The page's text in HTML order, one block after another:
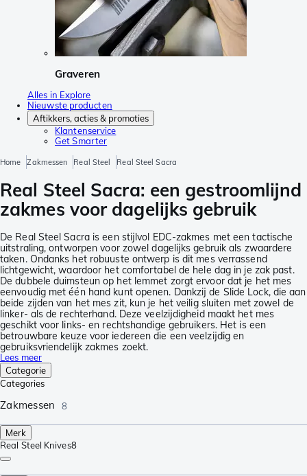
Graveren
Alles in Explore
Nieuwste producten
Aftikkers, acties & promoties
Klantenservice
Get Smarter
Home Zakmessen Real Steel Real Steel Sacra
Real Steel Sacra: een gestroomlijnd
zakmes voor dagelijks gebruik
De Real Steel Sacra is een stijlvol EDC-zakmes met een tactische
uitstraling, ontworpen voor zowel dagelijks gebruik als zwaardere
taken. Ondanks het robuuste ontwerp is dit mes verrassend
lichtgewicht, waardoor het comfortabel de hele dag in je zak past.
De dubbele duimsteun op het lemmet zorgt ervoor dat je het mes
eenvoudig met één hand kunt openen. Dankzij de Slide Lock, die aan
beide zijden van het mes zit, kun je het veilig sluiten met zowel de
linker- als de rechterhand. Deze veelzijdigheid maakt het mes
geschikt voor links- en rechtshandige gebruikers. Het is een
betrouwbare keuze voor iedereen die een veelzijdig en
gebruiksvriendelijk zakmes zoekt.
Lees meer
Categorie
Categories
Zakmessen 8
Merk
Real Steel Knives8